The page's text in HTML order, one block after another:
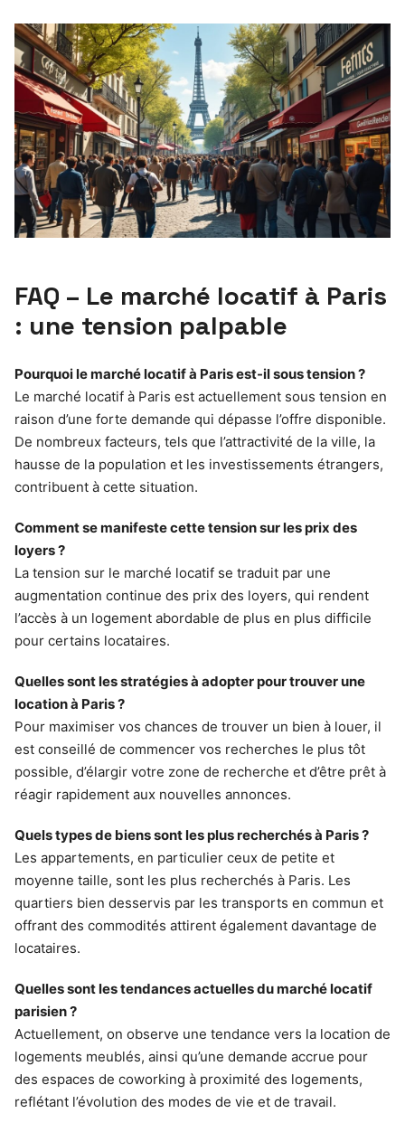
FAQ – Le marché locatif à Paris
: une tension palpable
Pourquoi le marché locatif à Paris est-il sous tension ?
Le marché locatif à Paris est actuellement sous tension en
raison d’une forte demande qui dépasse l’offre disponible.
De nombreux facteurs, tels que l’attractivité de la ville, la
hausse de la population et les investissements étrangers,
contribuent à cette situation.
Comment se manifeste cette tension sur les prix des
loyers ?
La tension sur le marché locatif se traduit par une
augmentation continue des prix des loyers, qui rendent
l’accès à un logement abordable de plus en plus difficile
pour certains locataires.
Quelles sont les stratégies à adopter pour trouver une
location à Paris ?
Pour maximiser vos chances de trouver un bien à louer, il
est conseillé de commencer vos recherches le plus tôt
possible, d’élargir votre zone de recherche et d’être prêt à
réagir rapidement aux nouvelles annonces.
Quels types de biens sont les plus recherchés à Paris ?
Les appartements, en particulier ceux de petite et
moyenne taille, sont les plus recherchés à Paris. Les
quartiers bien desservis par les transports en commun et
offrant des commodités attirent également davantage de
locataires.
Quelles sont les tendances actuelles du marché locatif
parisien ?
Actuellement, on observe une tendance vers la location de
logements meublés, ainsi qu’une demande accrue pour
des espaces de coworking à proximité des logements,
reflétant l’évolution des modes de vie et de travail.